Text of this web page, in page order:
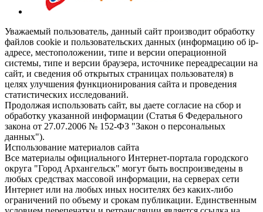
Уважаемый пользователь, данный сайт производит обработку
файлов cookie и пользовательских данных (информацию об ip-
адресе, местоположении, типе и версии операционной
системы, типе и версии браузера, источнике переадресации на
сайт, и сведения об открытых страницах пользователя) в
целях улучшения функционирования сайта и проведения
статистических исследований.
Продолжая использовать сайт, вы даете согласие на сбор и
обработку указанной информации (Статья 6 Федерального
закона от 27.07.2006 № 152-ФЗ "Закон о персональных
данных").
Использование материалов сайта
Все материалы официального Интернет-портала городского
округа "Город Архангельск" могут быть воспроизведены в
любых средствах массовой информации, на серверах сети
Интернет или на любых иных носителях без каких-либо
ограничений по объему и срокам публикации. Единственным